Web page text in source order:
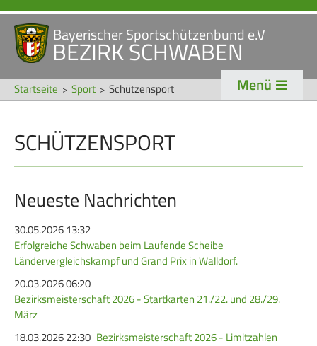
Bayerischer Sportschützenbund e.V
BEZIRK SCHWABEN
Startseite Sport Schützensport Menü
SCHÜTZENSPORT
Neueste Nachrichten
30.05.2026 13:32
Erfolgreiche Schwaben beim Laufende Scheibe
Ländervergleichskampf und Grand Prix in Walldorf.
20.03.2026 06:20
Bezirksmeisterschaft 2026 - Startkarten 21./22. und 28./29.
März
18.03.2026 22:30 Bezirksmeisterschaft 2026 - Limitzahlen
Navigation
überspringen
STARTSEITE
VERANSTALTUNGEN
NEWS
Navigation
überspringen
VERBAND
Veranstaltungen
Bezirk Schwaben
Gaue & Mitglieder
Referenten
Ehrungen
Service
TRADITION
Schützentradition
Bezirksschützen­tag
Oktoberfest